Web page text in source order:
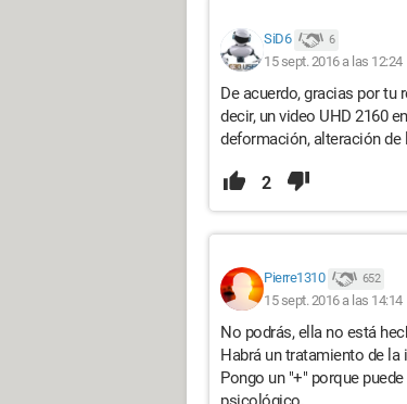
SiD6 6
15 sept. 2016 a las 12:24
De acuerdo, gracias por tu
decir, un video UHD 2160
deformación, alteración de
2
Pierre1310 652
15 sept. 2016 a las 14:14
No podrás, ella no está
Habrá un tratamiento de la
Pongo un "+" porque